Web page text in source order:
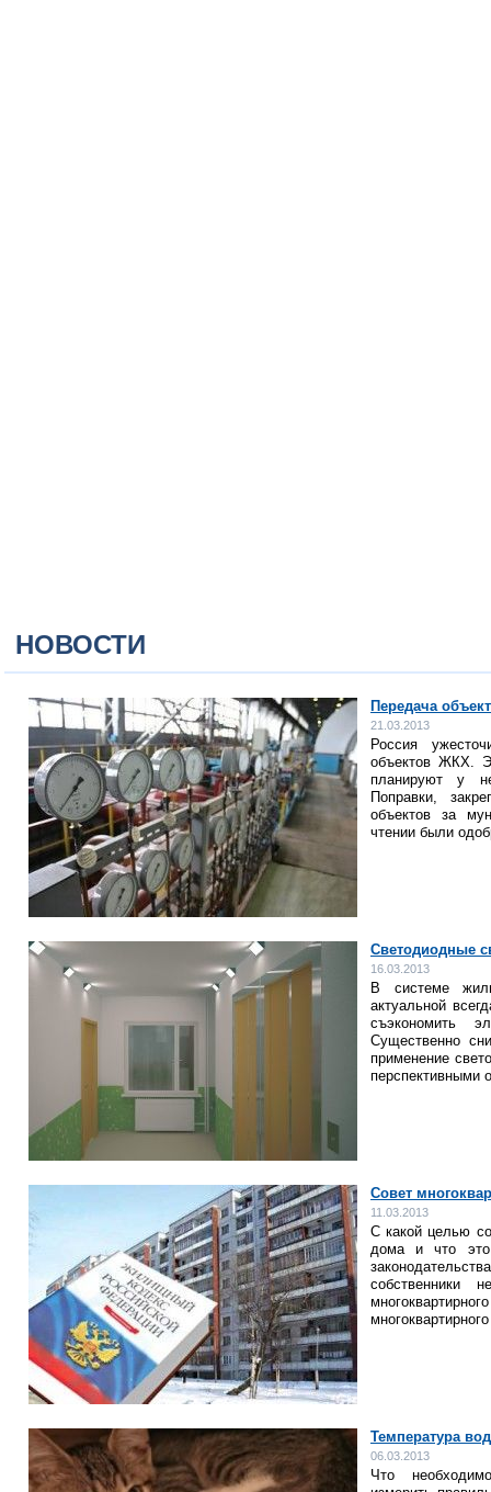
НОВОСТИ
Передача
21.03.2013
Россия
объектов ЖКХ.
планируют у
Поправки,
объектов за
чтении были
Светодиодные
16.03.2013
В системе
актуальной
съэкономить
Существенно
применение
перспективными
Совет
11.03.2013
С какой целью
дома и что это
собственники
Температура
06.03.2013
Что